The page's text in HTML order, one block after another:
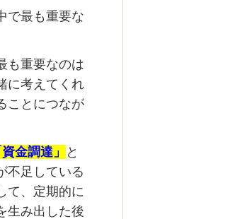
で最も重要な
も重要なのは
に考えてくれ
ことにつなが
資金調達」
と
不足している
て、定期的に
生み出した後